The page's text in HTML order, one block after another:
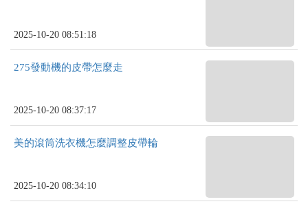
2025-10-20 08:51:18
275發動機的皮帶怎麼走
2025-10-20 08:37:17
美的滾筒洗衣機怎麼調整皮帶輪
2025-10-20 08:34:10